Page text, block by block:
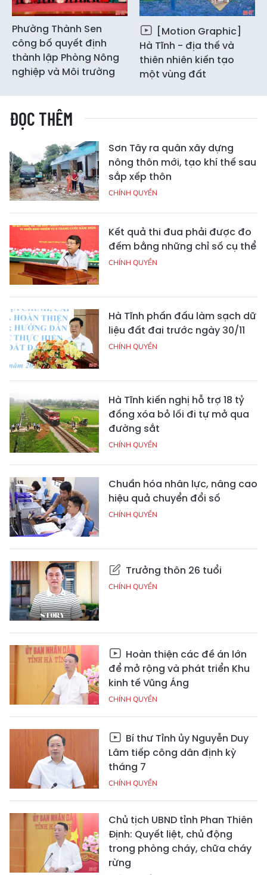
Phường Thành Sen
công bố quyết định
thành lập Phòng Nông
nghiệp và Môi trường
[Motion Graphic]
Hà Tĩnh - địa thế và
thiên nhiên kiến tạo
một vùng đất
ĐỌC THÊM
Sơn Tây ra quân xây dựng
nông thôn mới, tạo khí thế sau
sắp xếp thôn
CHÍNH QUYỀN
Kết quả thi đua phải được đo
đếm bằng những chỉ số cụ thể
CHÍNH QUYỀN
Hà Tĩnh phấn đấu làm sạch dữ
liệu đất đai trước ngày 30/11
CHÍNH QUYỀN
Hà Tĩnh kiến nghị hỗ trợ 18 tỷ
đồng xóa bỏ lối đi tự mở qua
đường sắt
CHÍNH QUYỀN
Chuẩn hóa nhân lực, nâng cao
hiệu quả chuyển đổi số
CHÍNH QUYỀN
Trưởng thôn 26 tuổi
CHÍNH QUYỀN
Hoàn thiện các đề án lớn
để mở rộng và phát triển Khu
kinh tế Vũng Áng
CHÍNH QUYỀN
Bí thư Tỉnh ủy Nguyễn Duy
Lâm tiếp công dân định kỳ
tháng 7
CHÍNH QUYỀN
Chủ tịch UBND tỉnh Phan Thiên
Định: Quyết liệt, chủ động
trong phòng cháy, chữa cháy
rừng